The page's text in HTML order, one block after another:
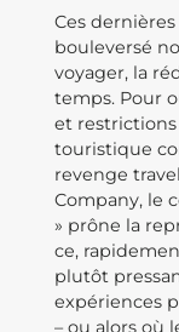
Ces
bouleversé
voyager, la
temps. Pour
et
touristique
revenge
Company, le
» prône la
ce,
plutôt
expériences
– ou alors où